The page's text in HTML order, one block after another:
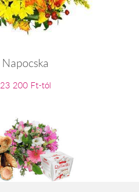
Napocska
23 200 Ft-tól